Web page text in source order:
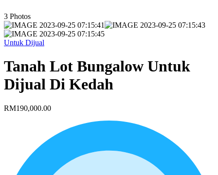
3 Photos
Untuk Dijual
Tanah Lot Bungalow Untuk
Dijual Di Kedah
RM190,000.00